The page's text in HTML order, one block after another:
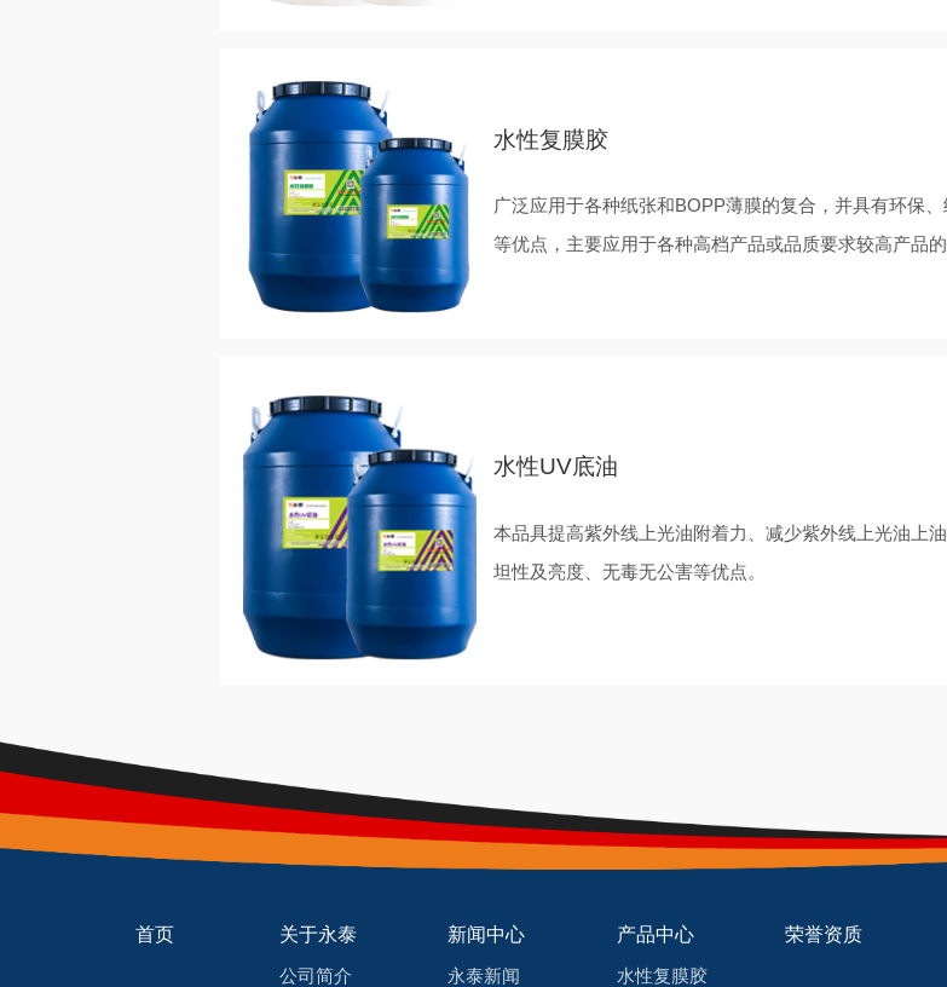
水性复膜胶
广泛应用于各种纸张和BOPP薄膜的复合，并具有环保
等优点，主要应用于各种高档产品或品质要求较高产品
水性UV底油
本品具提高紫外线上光油附着力、减少紫外线上光油上
坦性及亮度、无毒无公害等优点。
首页 关于永泰
公司简介
新闻中心
永泰新闻
产品中心
水性复膜胶
荣誉资质